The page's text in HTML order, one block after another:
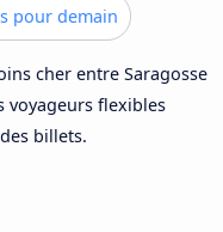
pour demain
cher entre Saragosse
voyageurs flexibles
billets.